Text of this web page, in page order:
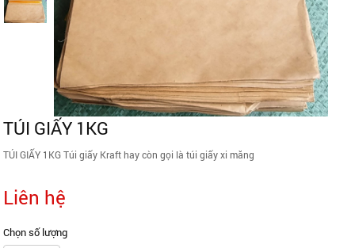
TÚI GIẤY 1KG
TÚI GIẤY 1KG Túi giấy Kraft hay còn gọi là túi giấy xi măng
Liên hệ
Chọn số lượng